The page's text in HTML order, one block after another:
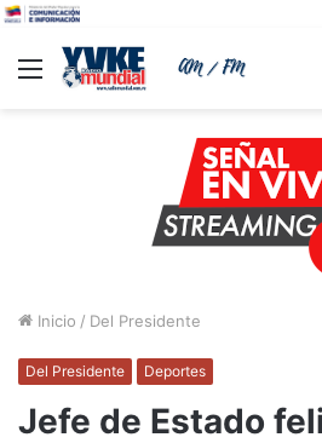
Menu
Inicio / Del Presidente
Del Presidente Deportes
Jefe de Estado